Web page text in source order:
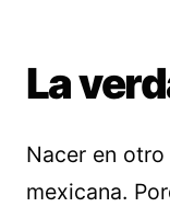
La
Nacer en
mexicana.